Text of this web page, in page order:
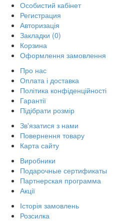
Особистий кабінет
Регистрация
Авторизація
Закладки (0)
Корзина
Оформлення замовлення
Про нас
Оплата і доставка
Політика конфіденційності
Гарантії
Підібрати розмір
Зв'язатися з нами
Повернення товару
Карта сайту
Виробники
Подарочные сертификаты
Партнерская программа
Акції
Історія замовлень
Розсилка